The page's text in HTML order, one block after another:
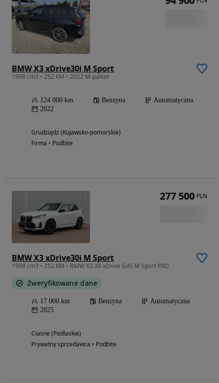
BMW X3 xDrive30i M Sport
1998 cm3 • 252 KM • 2022 M-pakiet
124 000 km Benzyna
Automatyczna
2022
Grudziądz (Kujawsko-pomorskie)
Firma • Podbite
BMW X3 xDrive30i M Sport
1998 cm3 • 252 KM • BMW X3 30 xDrive G45 M Sport PRO
Zweryfikowane dane
17 000 km Benzyna
Automatyczna
2025
Ciasne (Podlaskie)
Prywatny sprzedawca • Podbite
277 500 PLN